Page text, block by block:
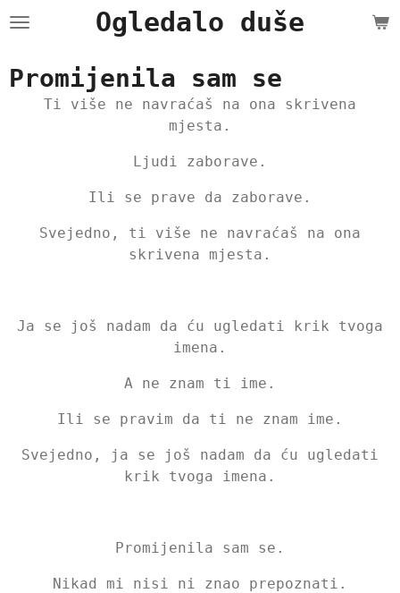
Skip
content
Ogledalo duše
Promijenila sam se
Ti više ne navraćaš na ona skrivena
mjesta.
Ljudi zaborave.
Ili se prave da zaborave.
Svejedno, ti više ne navraćaš na ona
skrivena mjesta.
Ja se još nadam da ću ugledati krik tvoga
imena.
A ne znam ti ime.
Ili se pravim da ti ne znam ime.
Svejedno, ja se još nadam da ću ugledati
krik tvoga imena.
Promijenila sam se.
Nikad mi nisi ni znao prepoznati.